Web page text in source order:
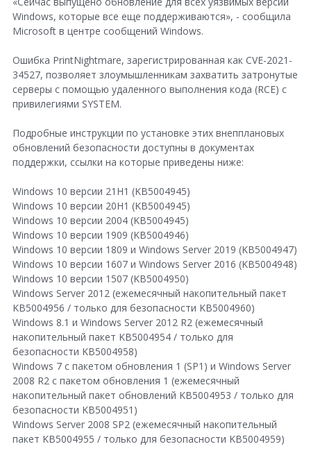
+
Windows, которые все еще поддерживаются», - сообщила
Microsoft в центре сообщений Windows.
Ошибка PrintNightmare, зарегистрированная как CVE-2021-
34527, позволяет злоумышленникам захватить затронутые
серверы с помощью удаленного выполнения кода (RCE) с
привилегиями SYSTEM.
Подробные инструкции по установке этих внепплановых
обновлений безопасности доступны в документах
поддержки, ссылки на которые приведены ниже:
Windows 10 версии 21H1 (KB5004945)
Windows 10 версии 20H1 (KB5004945)
Windows 10 версии 2004 (KB5004945)
Windows 10 версии 1909 (KB5004946)
Windows 10 версии 1809 и Windows Server 2019 (KB5004947)
Windows 10 версии 1607 и Windows Server 2016 (KB5004948)
Windows 10 версии 1507 (KB5004950)
Windows Server 2012 (ежемесячный накопительный пакет
KB5004956 / только для безопасности KB5004960)
Windows 8.1 и Windows Server 2012 R2 (ежемесячный
накопительный пакет KB5004954 / только для
безопасности KB5004958)
Windows 7 с пакетом обновления 1 (SP1) и Windows Server
2008 R2 с пакетом обновления 1 (ежемесячный
накопительный пакет обновлений KB5004953 / только для
безопасности KB5004951)
Windows Server 2008 SP2 (ежемесячный накопительный
пакет KB5004955 / только для безопасности KB5004959)